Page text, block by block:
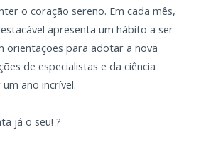
o coração sereno. Em cada mês,
apresenta um hábito a ser
orientações para adotar a nova
de especialistas e da ciência
ano incrível.
já o seu! ?